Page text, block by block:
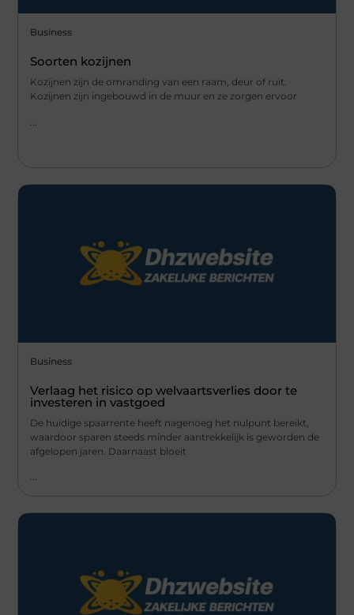
Business
Soorten kozijnen
Kozijnen zijn de omranding van een raam, deur of ruit.
Kozijnen zijn ingebouwd in de muur en ze zorgen ervoor
Business
Verlaag het risico op welvaartsverlies door te
investeren in vastgoed
De huidige spaarrente heeft nagenoeg het nulpunt bereikt,
waardoor sparen steeds minder aantrekkelijk is geworden de
afgelopen jaren. Daarnaast bloeit
...